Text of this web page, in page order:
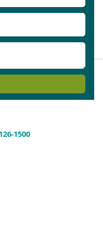
1500